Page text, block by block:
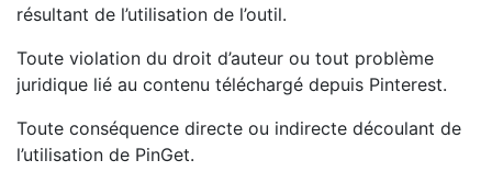
résultant de l’utilisation de l’outil.
Toute violation du droit d’auteur ou tout problème
juridique lié au contenu téléchargé depuis Pinterest.
Toute conséquence directe ou indirecte découlant de
l’utilisation de PinGet.